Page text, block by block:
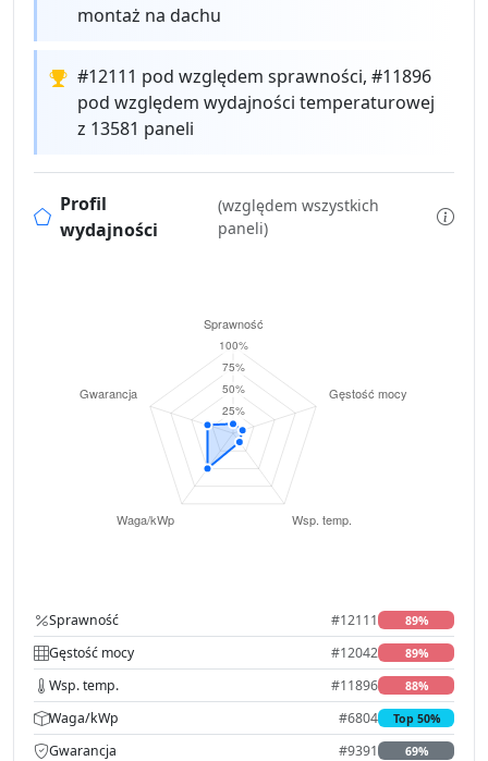
montaż na dachu
#12111 pod względem sprawności, #11896
pod względem wydajności temperaturowej
z 13581 paneli
Profil
wydajności
(względem wszystkich
paneli)
Sprawność #12111 89%
Gęstość mocy #12042 89%
Wsp. temp. #11896 88%
Waga/kWp #6804 Top 50%
Gwarancja #9391 69%